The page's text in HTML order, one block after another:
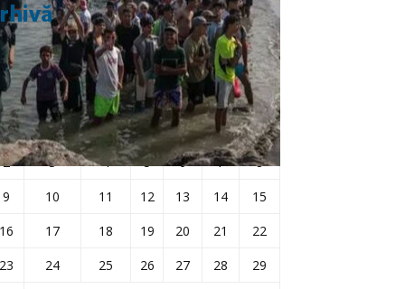
iunie 2025
L Ma Mi J V S D
1
2
3 4 5 6 7
8
9
10 11 12 13 14
15
17 18 19 20 21
22
24 25 26 27 28
29